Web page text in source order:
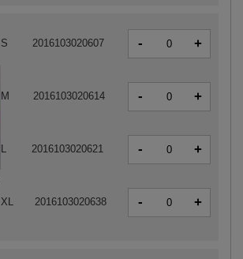
S 2016103020607 - +
M 2016103020614 - +
L 2016103020621 - +
XL 2016103020638 - +